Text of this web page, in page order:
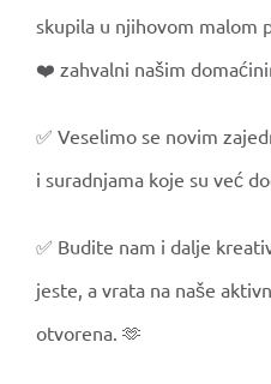
skupila u njihovom malom
❤️ zahvalni našim
✅ Veselimo se novim
i suradnjama koje su već
✅ Budite nam i dalje
jeste, a vrata na naše
otvorena. 🫶